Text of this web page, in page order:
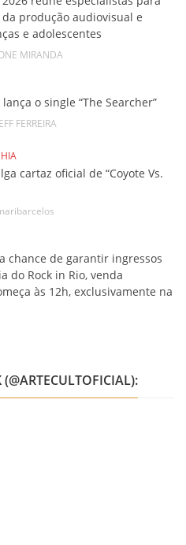
produção audiovisual e
e adolescentes
MIRANDA
o single “The Searcher”
FERREIRA
cartaz oficial de “Coyote Vs.
chance de garantir ingressos
do Rock in Rio, venda
às 12h, exclusivamente na